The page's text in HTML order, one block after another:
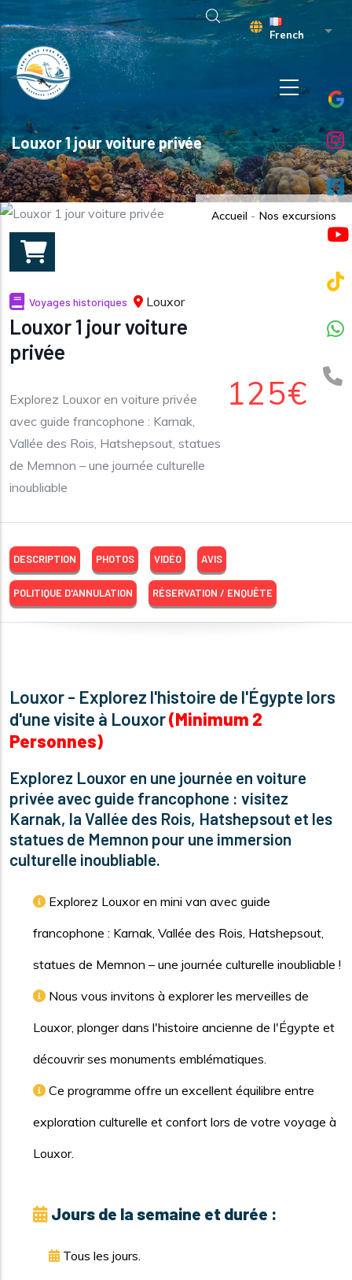
Aller au contenu principal
French
Louxor 1 jour voiture privée
Accueil - Nos excursions
Voyages historiques Louxor
Louxor 1 jour voiture
privée
Explorez Louxor en voiture privée
avec guide francophone : Karnak,
Vallée des Rois, Hatshepsout, statues
de Memnon – une journée culturelle
inoubliable
125€
DESCRIPTION PHOTOS VIDÉO AVIS
POLITIQUE D'ANNULATION RÉSERVATION / ENQUÊTE
Louxor - Explorez l'histoire de l'Égypte lors
d'une visite à Louxor(Minimum 2
Personnes)
Explorez Louxor en une journée en voiture
privée avec guide francophone : visitez
Karnak, la Vallée des Rois, Hatshepsout et les
statues de Memnon pour une immersion
culturelle inoubliable.
Explorez Louxor en mini van avec guide
francophone : Karnak, Vallée des Rois, Hatshepsout,
statues de Memnon – une journée culturelle inoubliable !
Nous vous invitons à explorer les merveilles de
Louxor, plonger dans l'histoire ancienne de l'Égypte et
découvrir ses monuments emblématiques.
Ce programme offre un excellent équilibre entre
exploration culturelle et confort lors de votre voyage à
Louxor.
Jours de la semaine et durée :
Tous les jours.